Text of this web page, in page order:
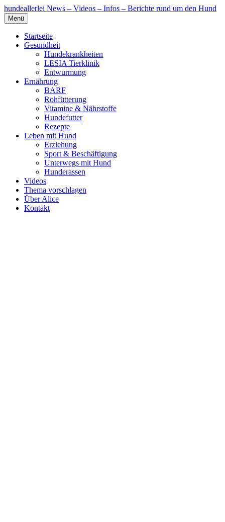
hundeallerlei News – Videos – Infos – Berichte rund um den Hund
Menü
Startseite
Gesundheit
Hundekrankheiten
LESIA Tierklinik
Entwurmung
Ernährung
BARF
Rohfütterung
Vitamine & Nährstoffe
Hundefutter
Rezepte
Leben mit Hund
Erziehung
Sport & Beschäftigung
Unterwegs mit Hund
Hunderassen
Videos
Thema vorschlagen
Über Alice
Kontakt